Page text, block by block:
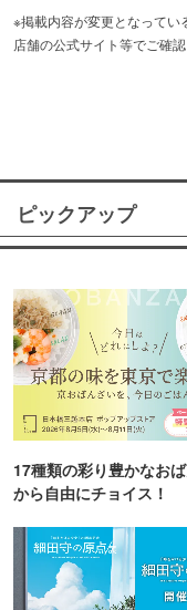
※掲載内容が変更となってい
店舗の公式サイト等でご確認
ピックアップ
17種類の彩り豊かなお
から自由にチョイス！